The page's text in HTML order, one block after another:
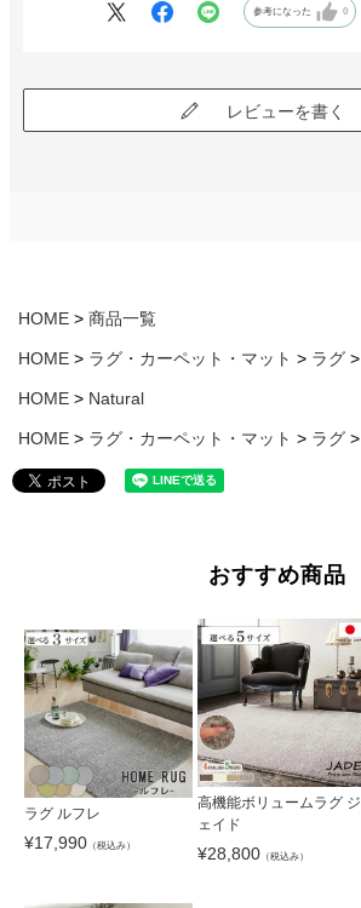
参考になった 0
レビューを書く
HOME 商品一覧
HOME ラグ・カーペット・マット ラグ
HOME Natural
HOME ラグ・カーペット・マット ラグ
おすすめ商品
ラグ ルフレ
¥17,990 （税込み）
高機能ボリュームラグ ジ
ェイド
¥28,800 （税込み）